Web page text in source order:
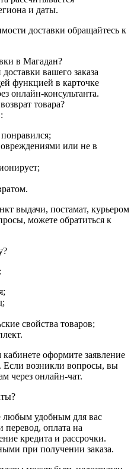
доставки: транспортные
почта России.
для вас способ и указать
рассчитывается
и даты.
доставки обращайтесь к
в Магадан?
функцией в карточке
онлайн-консультанта.
товара?
выдачи, постамат, курьером
можете обратиться к
свойства товаров;
оформите заявление
Если возникли вопросы, вы
через онлайн-чат.